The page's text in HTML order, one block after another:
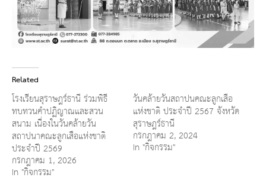
Related
โรงเรียนสุราษฎร์ธานี ร่วมพิธี
ทบทวนคำปฏิญาณและสวน
สนาม เนื่องในวันคล้ายวัน
สถาปนาคณะลูกเสือแห่งชาติ
ประจำปี 2569
กรกฎาคม 1, 2026
In "กิจกรรม"
วันคล้ายวันสถาปนคณะลูกเสือ
แห่งชาติ ประจำปี 2567 จังหวัด
สุราษฎร์ธานี
กรกฎาคม 2, 2024
In "กิจกรรม"